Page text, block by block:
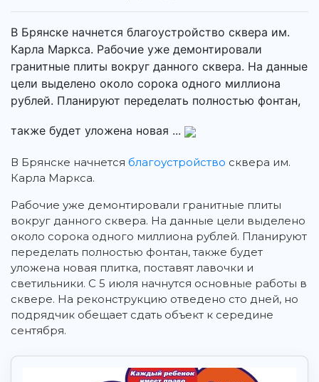
В Брянске начнется благоустройство сквера им.
Карла Маркса. Рабочие уже демонтировали
гранитные плиты вокруг данного сквера. На данные
цели выделено около сорока одного миллиона
рублей. Планируют переделать полностью фонтан,
также будет уложена новая ...
В Брянске начнется благоустройство сквера им.
Карла Маркса.
Рабочие уже демонтировали гранитные плиты
вокруг данного сквера. На данные цели выделено
около сорока одного миллиона рублей. Планируют
переделать полностью фонтан, также будет
уложена новая плитка, поставят лавочки и
светильники. С 5 июля начнутся основные работы в
сквере. На реконструкцию отведено сто дней, но
подрядчик обещает сдать объект к середине
сентября.